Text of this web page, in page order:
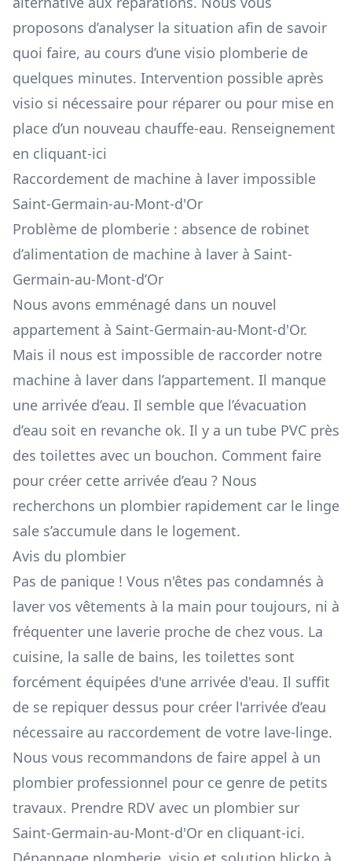
proposons d’analyser la situation afin de savoir
quoi faire, au cours d’une visio plomberie de
quelques minutes. Intervention possible après
visio si nécessaire pour réparer ou pour mise en
place d’un nouveau chauffe-eau. Renseignement
en cliquant-ici
Raccordement de machine à laver impossible
Saint-Germain-au-Mont-d'Or
Problème de plomberie : absence de robinet
d’alimentation de machine à laver à Saint-
Germain-au-Mont-d’Or
Nous avons emménagé dans un nouvel
appartement à Saint-Germain-au-Mont-d'Or.
Mais il nous est impossible de raccorder notre
machine à laver dans l’appartement. Il manque
une arrivée d’eau. Il semble que l’évacuation
d’eau soit en revanche ok. Il y a un tube PVC près
des toilettes avec un bouchon. Comment faire
pour créer cette arrivée d’eau ? Nous
recherchons un plombier rapidement car le linge
sale s’accumule dans le logement.
Avis du plombier
Pas de panique ! Vous n'êtes pas condamnés à
laver vos vêtements à la main pour toujours, ni à
fréquenter une laverie proche de chez vous. La
cuisine, la salle de bains, les toilettes sont
forcément équipées d'une arrivée d'eau. Il suffit
de se repiquer dessus pour créer l'arrivée d’eau
nécessaire au raccordement de votre lave-linge.
Nous vous recommandons de faire appel à un
plombier professionnel pour ce genre de petits
travaux. Prendre RDV avec un plombier sur
Saint-Germain-au-Mont-d'Or en cliquant-ici.